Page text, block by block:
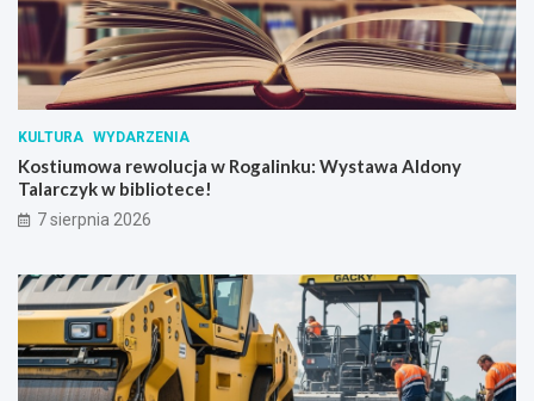
D
w
o
r
k
r
z
y
i
KULTURA WYDARZENIA
Kostiumowa rewolucja w Rogalinku: Wystawa Aldony
Talarczyk w bibliotece!
7 sierpnia 2026